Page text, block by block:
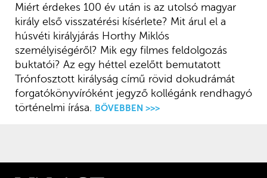
Miért érdekes 100 év után is az utolsó magyar
király első visszatérési kísérlete? Mit árul el a
húsvéti királyjárás Horthy Miklós
személyiségéről? Mik egy filmes feldolgozás
buktatói? Az egy héttel ezelőtt bemutatott
Trónfosztott királyság című rövid dokudrámát
forgatókönyvíróként jegyző kollégánk rendhagyó
történelmi írása. BŐVEBBEN >>>